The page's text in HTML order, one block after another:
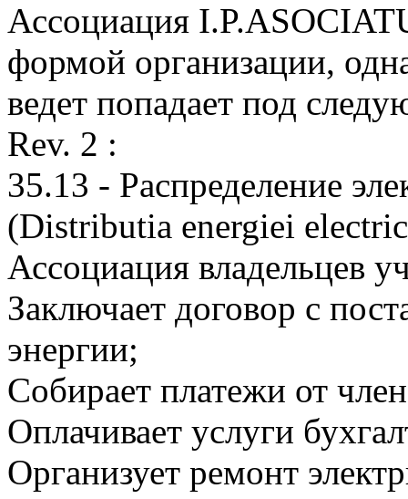
Ассоциация
формой организации,
ведет попадает под
Rev. 2 :
35.13 - Распределение
(Distributia energiei
Ассоциация владельцев
Заключает договор с
энергии;
Собирает платежи от
Оплачивает услуги
Организует ремонт